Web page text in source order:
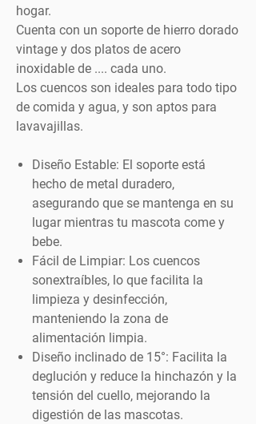
hogar.
Cuenta con un soporte de hierro dorado
vintage y dos platos de acero
inoxidable de .... cada uno.
Los cuencos son ideales para todo tipo
de comida y agua, y son aptos para
lavavajillas.
Diseño Estable: El soporte está
hecho de metal duradero,
asegurando que se mantenga en su
lugar mientras tu mascota come y
bebe.
Fácil de Limpiar: Los cuencos
sonextraíbles, lo que facilita la
limpieza y desinfección,
manteniendo la zona de
alimentación limpia.
Diseño inclinado de 15°: Facilita la
deglución y reduce la hinchazón y la
tensión del cuello, mejorando la
digestión de las mascotas.